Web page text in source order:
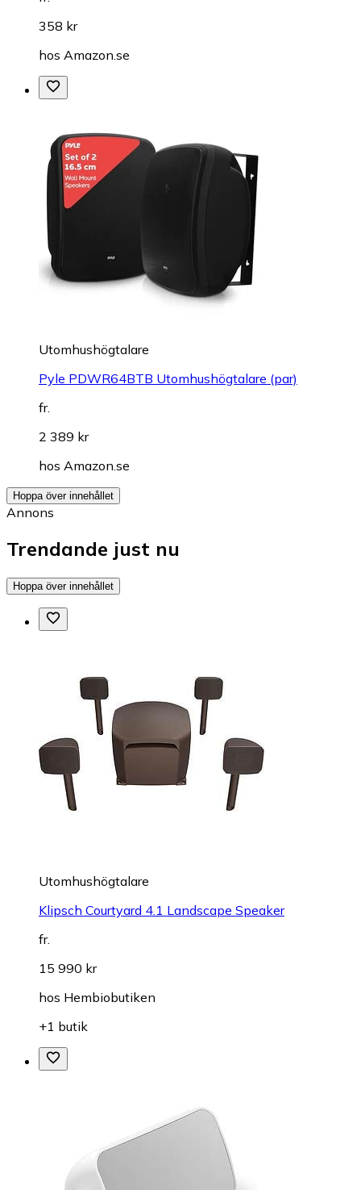
358 kr
hos Amazon.se
Utomhushögtalare
Pyle PDWR64BTB Utomhushögtalare (par)
fr.
2 389 kr
hos Amazon.se
Hoppa över innehållet
Annons
Trendande just nu
Hoppa över innehållet
Utomhushögtalare
Klipsch Courtyard 4.1 Landscape Speaker
fr.
15 990 kr
hos Hembiobutiken
+1 butik